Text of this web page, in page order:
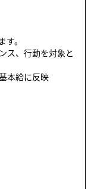
。
、行動を対象と
本給に反映